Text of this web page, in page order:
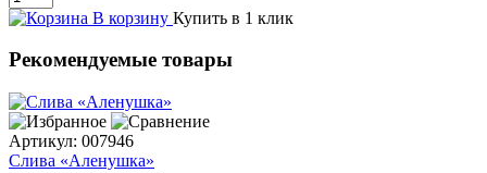
В корзину Купить в 1 клик
Рекомендуемые товары
Артикул: 007946
Слива «Аленушка»